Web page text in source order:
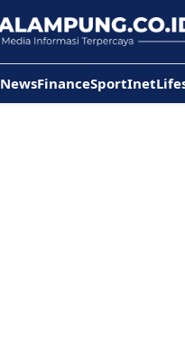
NewsFinanceSportInet